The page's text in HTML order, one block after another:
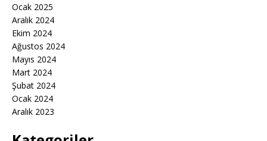
Ocak 2025
Aralık 2024
Ekim 2024
Ağustos 2024
Mayıs 2024
Mart 2024
Şubat 2024
Ocak 2024
Aralık 2023